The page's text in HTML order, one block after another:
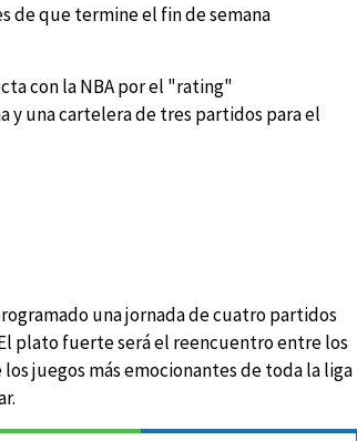
de que termine el fin de semana
con la NBA por el "rating"
y una cartelera de tres partidos para el
una jornada de cuatro partidos
plato fuerte será el reencuentro entre los
juegos más emocionantes de toda la liga